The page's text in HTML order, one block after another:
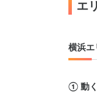
エ
横浜エ
① 動く